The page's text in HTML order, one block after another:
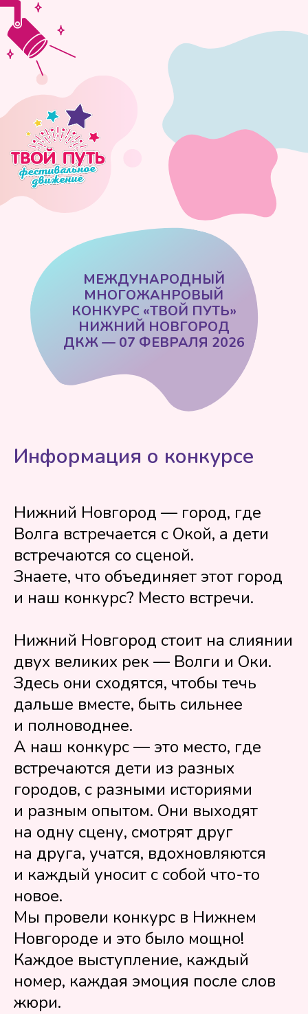
НИЖНИЙ НОВГОРОД
ДКЖ — 07 ФЕВРАЛЯ 2026
Информация о конкурсе
Нижний Новгород — город, где
Волга встречается с Окой, а дети
встречаются со сценой.
Знаете, что объединяет этот город
и наш конкурс? Место встречи.
Нижний Новгород стоит на слиянии
двух великих рек — Волги и Оки.
Здесь они сходятся, чтобы течь
дальше вместе, быть сильнее
и полноводнее.
А наш конкурс — это место, где
встречаются дети из разных
городов, с разными историями
и разным опытом. Они выходят
на одну сцену, смотрят друг
на друга, учатся, вдохновляются
и каждый уносит с собой что-то
новое.
Мы провели конкурс в Нижнем
Новгороде и это было мощно!
Каждое выступление, каждый
номер, каждая эмоция после слов
жюри.